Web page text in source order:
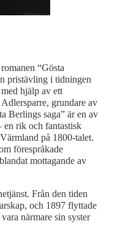
“Gösta
pristävling i tidningen
hjälp av ett
grundare av
Berlings saga” är en av
en rik och fantastisk
på 1800-talet.
förespråkade
mottagande av
Från den tiden
och 1897 flyttade
närmare sin syster